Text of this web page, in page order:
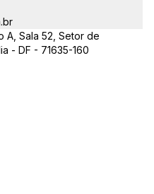
A, Sala 52, Setor de
- DF - 71635-160